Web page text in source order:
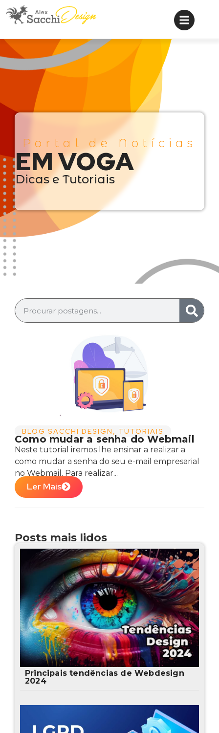
Portal de Notícias
EM VOGA
Dicas e Tutoriais
BLOG SACCHI DESIGN , TUTORIAIS
Como mudar a senha do Webmail
Neste tutorial iremos lhe ensinar a realizar a
como mudar a senha do seu e-mail empresarial
no Webmail. Para realizar...
Ler Mais
Posts mais lidos
Principais tendências de Webdesign
2024